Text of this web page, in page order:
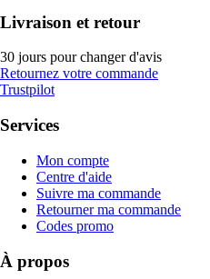
Livraison et retour
30 jours pour changer d'avis
Retournez votre commande
Trustpilot
Services
Mon compte
Centre d'aide
Suivre ma commande
Retourner ma commande
Codes promo
À propos